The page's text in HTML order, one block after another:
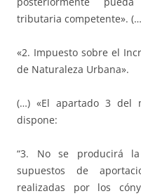
tributaria competente».
«2. Impuesto sobre el
de Naturaleza Urbana».
(…) «El apartado 3 del
dispone:
“3. No se producirá
supuestos de
realizadas por los